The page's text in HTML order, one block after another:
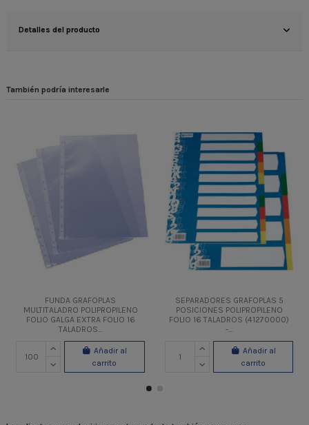
Detalles del producto
También podría interesarle
FUNDA GRAFOPLAS
MULTITALADRO POLIPROPILENO
FOLIO GALGA EXTRA FOLIO 16
TALADROS...
Añadir al
carrito
SEPARADORES GRAFOPLAS 5
POSICIONES POLIPROPILENO
FOLIO 16 TALADROS (41270000)
-...
Añadir al
carrito